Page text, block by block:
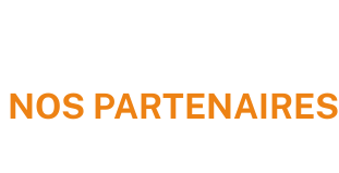
NOS PARTENAIRES